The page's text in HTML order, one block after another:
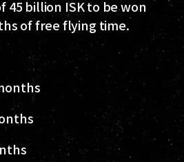
45 billion ISK to be won
of free flying time.